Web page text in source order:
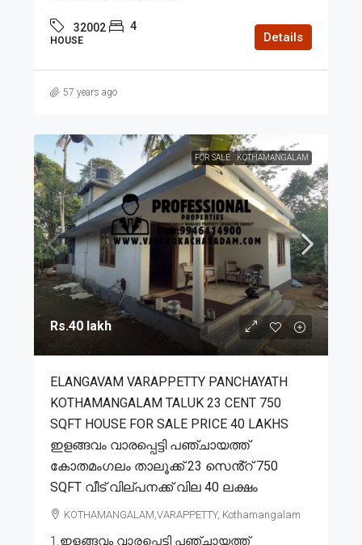
32002 4
HOUSE Details
57 years ago
FOR SALE KOTHAMANGALAM
Rs.40 lakh
ELANGAVAM VARAPPETTY PANCHAYATH
KOTHAMANGALAM TALUK 23 CENT 750
SQFT HOUSE FOR SALE PRICE 40 LAKHS
ഇളങ്ങവം വാരപ്പെട്ടി പഞ്ചായത്ത്
കോതമംഗലം താലൂക്ക് 23 സെൻ്റ് 750
SQFT വീട് വില്പനക്ക് വില 40 ലക്ഷം
KOTHAMANGALAM,VARAPPETTY, Kothamangalam
1.ഇളങ്ങവം വാരപ്പെട്ടി പഞ്ചായത്ത്